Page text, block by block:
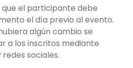
el participante debe
el día previo al evento.
algún cambio se
a los inscritos mediante
sociales.